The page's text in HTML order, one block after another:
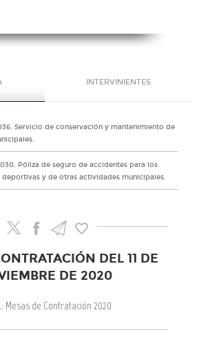
INTERVINIENTES
Servicio de conservación y mantenimiento de
Póliza de seguro de accidentes para los
deportivas y de otras actividades municipales.
DEL 11 DE
DE 2020
Mesas de Contratación 2020